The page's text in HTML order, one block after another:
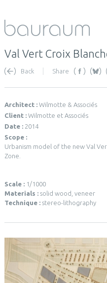
Val Vert Croix
Back Share
Architect : Wilmotte & Associés
Client : Wilmotte et Associés
Date : 2014
Scope :
Urbanism model of the new Val
Zone.
Scale : 1/1000
Materials : solid wood, veneer
Technique : stereo-lithography